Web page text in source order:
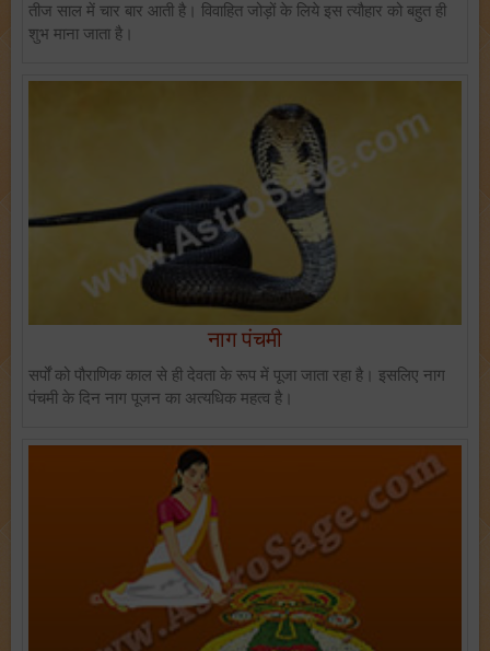
तीज साल में चार बार आती है। विवाहित जोड़ों के लिये इस त्यौहार को बहुत ही
शुभ माना जाता है।
नाग पंचमी
सर्पों को पौराणिक काल से ही देवता के रूप में पूजा जाता रहा है। इसलिए नाग
पंचमी के दिन नाग पूजन का अत्यधिक महत्व है।